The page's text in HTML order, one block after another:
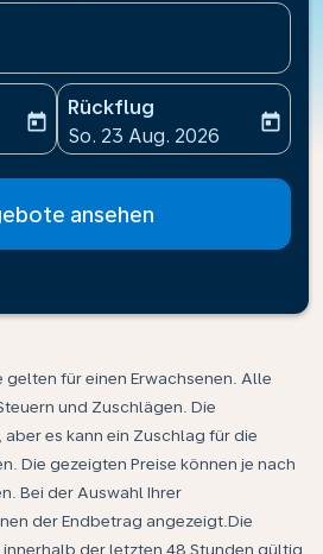
date-aria-label
today
Rückflug
fc-booking-return-date-
So. 23 Aug. 2026
today
ansehen
gelten für einen Erwachsenen. Alle
und Zuschlägen. Die
es kann ein Zuschlag für die
Die gezeigten Preise können je nach
Bei der Auswahl Ihrer
der Endbetrag angezeigt.Die
der letzten 48 Stunden gültig